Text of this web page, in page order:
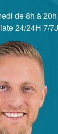
de 8h à 20h
24/24H 7/7J